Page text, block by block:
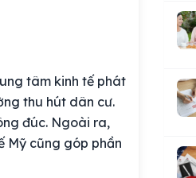
tâm kinh tế phát
thu hút dân cư.
đúc. Ngoài ra,
Mỹ cũng góp phần